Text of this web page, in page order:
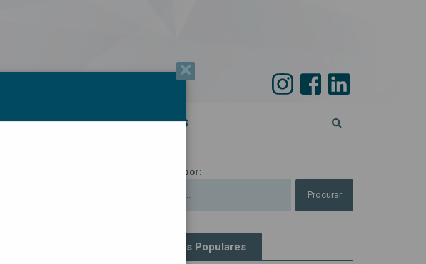
CONTATO ESPECIAL 45 ANOS
Procurar por:
Artigos Populares
×